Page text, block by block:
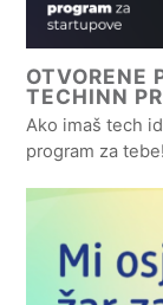
OTVORENE
TECHINN
Ako imaš tech
program za